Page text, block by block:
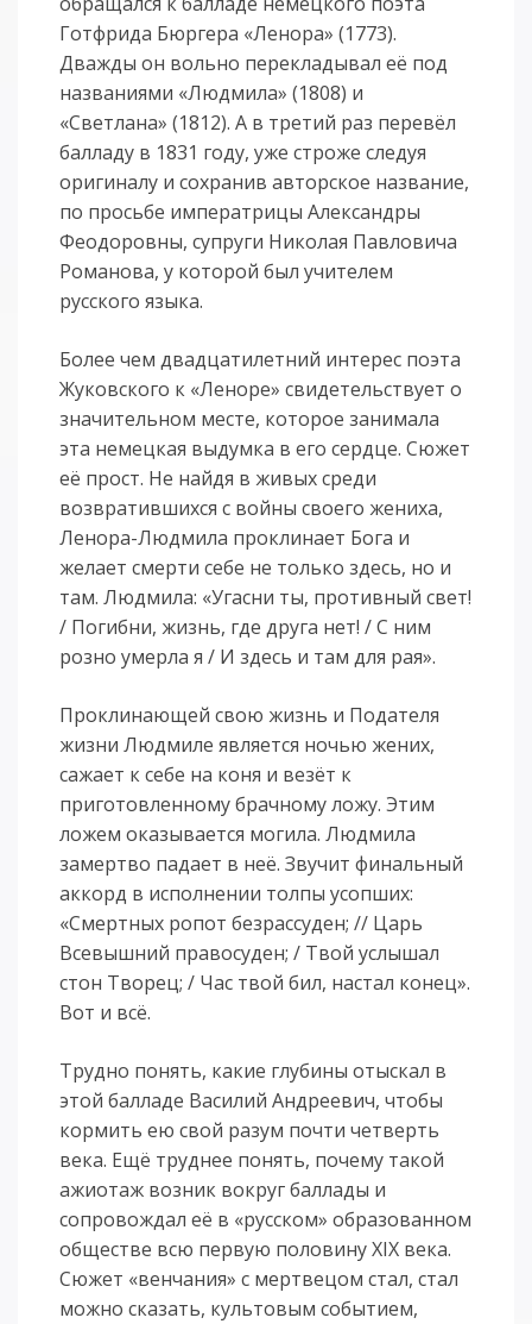
Готфрида Бюргера «Ленора» (1773).
Дважды он вольно перекладывал её под
названиями «Людмила» (1808) и
«Светлана» (1812). А в третий раз перевёл
балладу в 1831 году, уже строже следуя
оригиналу и сохранив авторское название,
по просьбе императрицы Александры
Феодоровны, супруги Николая Павловича
Романова, у которой был учителем
русского языка.
Более чем двадцатилетний интерес поэта
Жуковского к «Леноре» свидетельствует о
значительном месте, которое занимала
эта немецкая выдумка в его сердце. Сюжет
её прост. Не найдя в живых среди
возвратившихся с войны своего жениха,
Ленора-Людмила проклинает Бога и
желает смерти себе не только здесь, но и
там. Людмила: «Угасни ты, противный свет!
/ Погибни, жизнь, где друга нет! / С ним
розно умерла я / И здесь и там для рая».
Проклинающей свою жизнь и Подателя
жизни Людмиле является ночью жених,
сажает к себе на коня и везёт к
приготовленному брачному ложу. Этим
ложем оказывается могила. Людмила
замертво падает в неё. Звучит финальный
аккорд в исполнении толпы усопших:
«Смертных ропот безрассуден; // Царь
Всевышний правосуден; / Твой услышал
стон Творец; / Час твой бил, настал конец».
Вот и всё.
Трудно понять, какие глубины отыскал в
этой балладе Василий Андреевич, чтобы
кормить ею свой разум почти четверть
века. Ещё труднее понять, почему такой
ажиотаж возник вокруг баллады и
сопровождал её в «русском» образованном
обществе всю первую половину XIX века.
Сюжет «венчания» с мертвецом стал, стал
можно сказать, культовым событием,